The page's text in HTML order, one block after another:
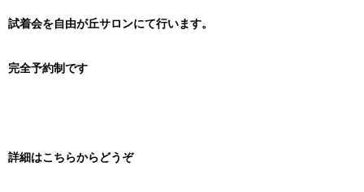
試着会を自由が丘サロンにて行います。
完全予約制です
詳細はこちらからどうぞ